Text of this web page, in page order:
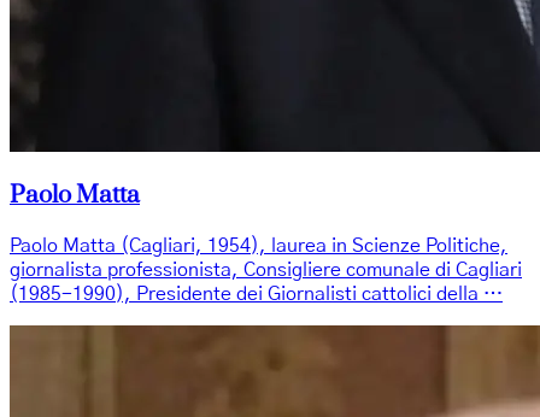
Paolo Matta
Paolo Matta (Cagliari, 1954), laurea in Scienze Politiche,
giornalista professionista, Consigliere comunale di Cagliari
(1985-1990), Presidente dei Giornalisti cattolici della …